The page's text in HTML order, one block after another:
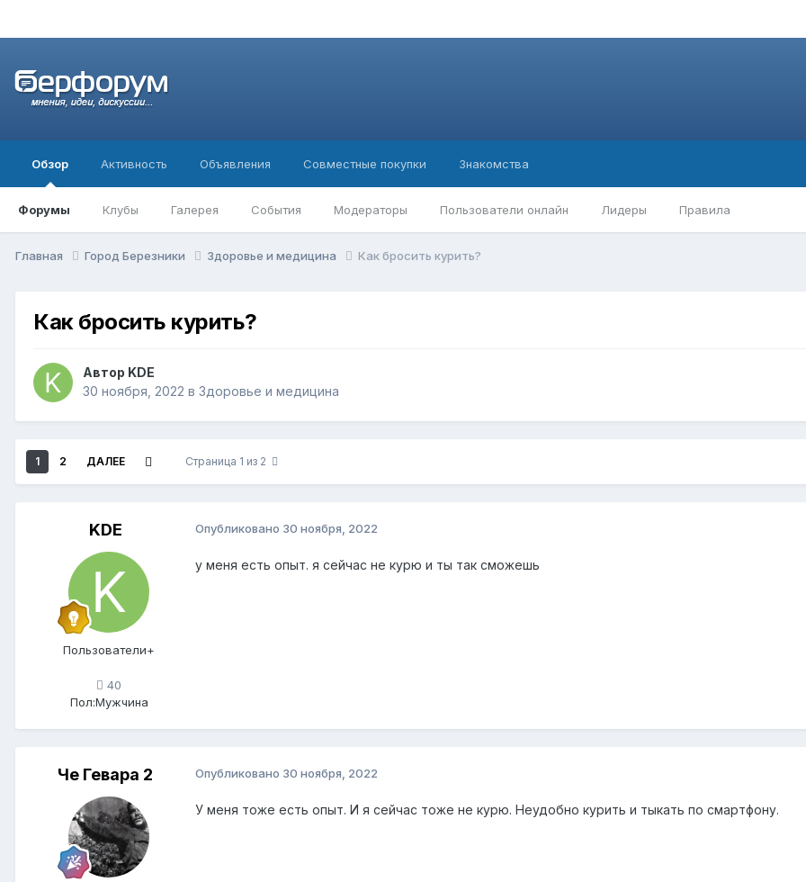
Обзор
Форумы Клубы Галерея События Модераторы Пользователи онлайн Лидеры Правила
Активность Объявления Совместные покупки Знакомства
Главная Город Березники Здоровье и медицина Как бросить курить?
Как бросить курить?
Автор KDE
30 ноября, 2022 в Здоровье и медицина
1 2 ДАЛЕЕ Страница 1 из 2
KDE
Пользователи+
40
Пол:Мужчина
Опубликовано 30 ноября, 2022
у меня есть опыт. я сейчас не курю и ты так сможешь
Че Гевара 2 Опубликовано 30 ноября, 2022
У меня тоже есть опыт. И я сейчас тоже не курю. Неудобно курить и тыкать по смартфону.